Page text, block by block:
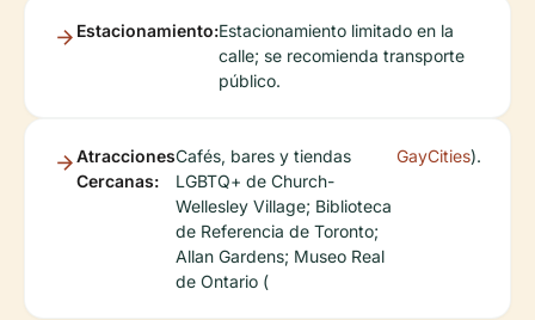
Estacionamiento:Estacionamiento limitado en la
calle; se recomienda transporte
público.
Atracciones
Cercanas:
Cafés, bares y tiendas
LGBTQ+ de Church-
Wellesley Village; Biblioteca
de Referencia de Toronto;
Allan Gardens; Museo Real
de Ontario (
GayCities).